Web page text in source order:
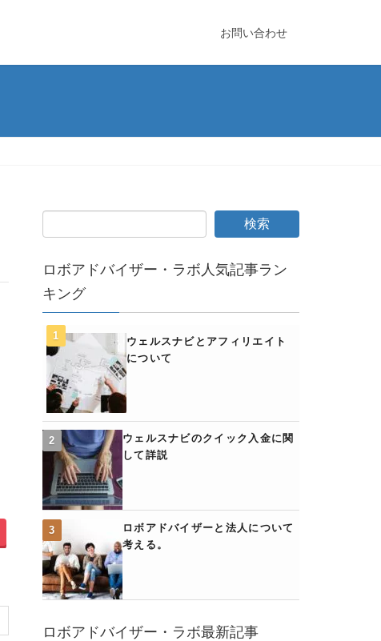
お問い合わせ
ロボアドバイザー・ラボ人気記事ラン
キング
ウェルスナビとアフィリエイト
について
ウェルスナビのクイック入金に関
して詳説
ロボアドバイザーと法人について
考える。
ロボアドバイザー・ラボ最新記事